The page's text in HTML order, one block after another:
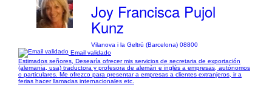
Joy Francisca Pujol
Kunz
Vilanova i la Geltrú (Barcelona) 08800
Email validado
Estimados señores, Desearía ofrecer mis servicios de secretaria de exportación
(alemania, usa) traductora y profesora de alemán e inglés a empresas, autónomos
o particulares. Me ofrezco para presentar a empresas a clientes extranjeros, ir a
ferias hacer llamadas internacionales etc.